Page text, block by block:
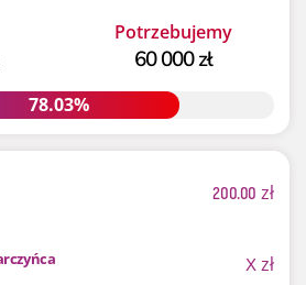
Potrzebujemy
60 000 zł
78.03%
78.03%
200.00 zł
Xzł